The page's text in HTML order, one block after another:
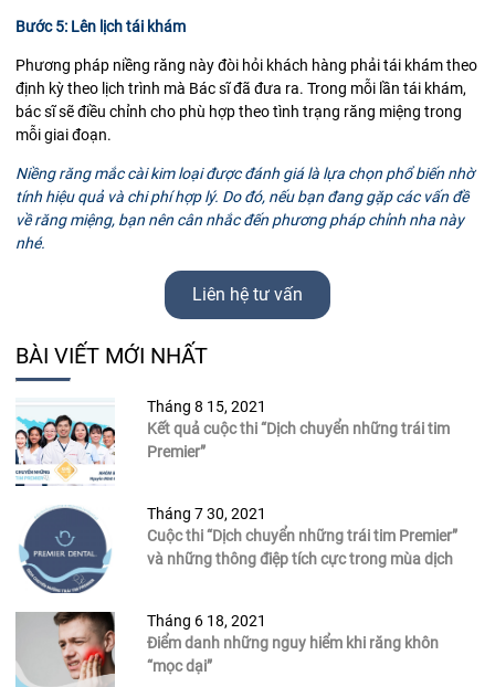
Bước 5: Lên lịch tái khám
Phương pháp niềng răng này đòi hỏi khách hàng phải tái khám theo
định kỳ theo lịch trình mà Bác sĩ đã đưa ra. Trong mỗi lần tái khám,
bác sĩ sẽ điều chỉnh cho phù hợp theo tình trạng răng miệng trong
mỗi giai đoạn.
Niềng răng mắc cài kim loại được đánh giá là lựa chọn phổ biến nhờ
tính hiệu quả và chi phí hợp lý. Do đó, nếu bạn đang gặp các vấn đề
về răng miệng, bạn nên cân nhắc đến phương pháp chỉnh nha này
nhé.
Liên hệ tư vấn
BÀI VIẾT MỚI NHẤT
Tháng 8 15, 2021
Kết quả cuộc thi “Dịch chuyển những trái tim
Premier”
Tháng 7 30, 2021
Cuộc thi “Dịch chuyển những trái tim Premier”
và những thông điệp tích cực trong mùa dịch
Tháng 6 18, 2021
Điểm danh những nguy hiểm khi răng khôn
“mọc dại”